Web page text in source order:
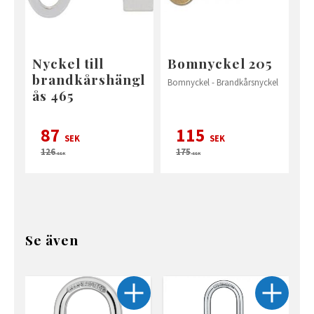
Nyckel till
brandkårshängl
ås 465
87 SEK
126SEK
Bomnyckel 205
Bomnyckel - Brandkårsnyckel
115 SEK
175SEK
Se även